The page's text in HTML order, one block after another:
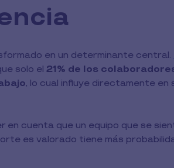
en un determinante central.
solo el 21% de los
, lo cual influye directamente en
en cuenta que un equipo que se
es valorado tiene más